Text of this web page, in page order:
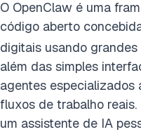
O OpenClaw é uma
código aberto
digitais usando
além das simples
agentes especializados
fluxos de trabalho
um assistente de IA